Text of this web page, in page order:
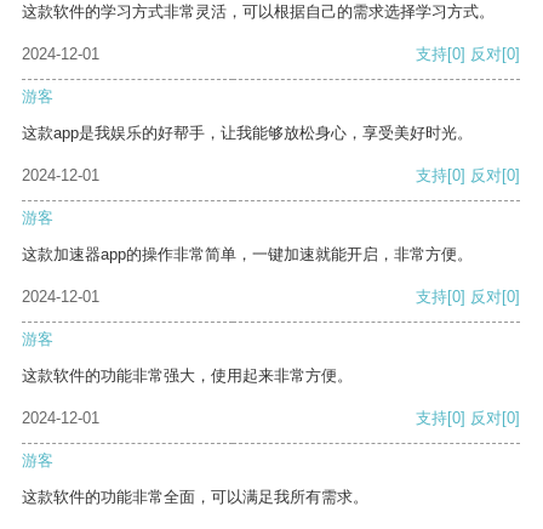
这款软件的学习方式非常灵活，可以根据自己的需求选择学习方式。
2024-12-01 支持[0] 反对[0]
游客
这款app是我娱乐的好帮手，让我能够放松身心，享受美好时光。
2024-12-01 支持[0] 反对[0]
游客
这款加速器app的操作非常简单，一键加速就能开启，非常方便。
2024-12-01 支持[0] 反对[0]
游客
这款软件的功能非常强大，使用起来非常方便。
2024-12-01 支持[0] 反对[0]
游客
这款软件的功能非常全面，可以满足我所有需求。